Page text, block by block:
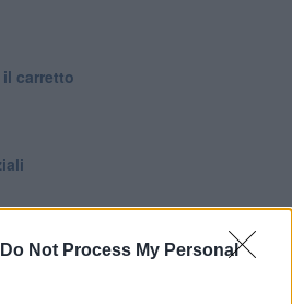
Do Not Process My Personal
carretto